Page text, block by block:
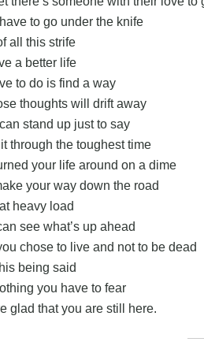
to go under the knife
all this strife
a better life
to do is find a way
thoughts will drift away
stand up just to say
it through the toughest time
your life around on a dime
your way down the road
heavy load
see what’s up ahead
chose to live and not to be dead
being said
you have to fear
glad that you are still here.